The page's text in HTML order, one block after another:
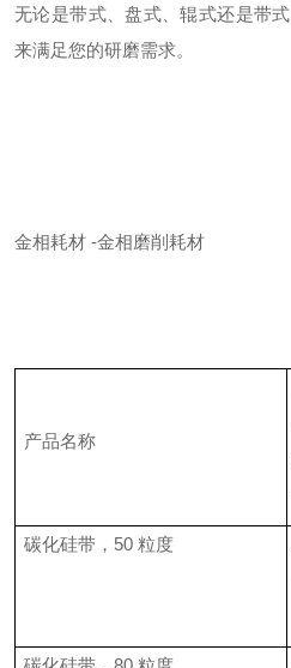
无论是带式、盘式、辊式还是带式
来满足您的研磨需求。
金相耗材 -金相磨削耗材
产品名称
碳化硅带， 50 粒度